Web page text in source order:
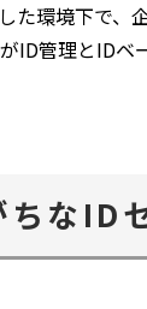
た環境下で、
ID管理とIDベ
ちなID